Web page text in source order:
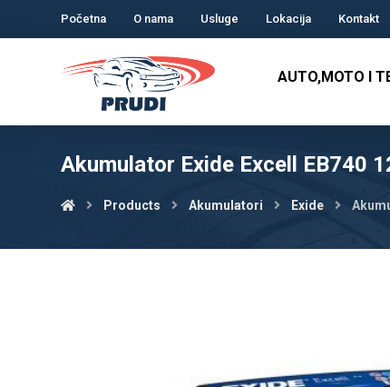
Početna O nama Usluge Lokacija Kontakt
AUTO,MOTO I
Akumulator Exide Excell EB740
Products Akumulatori Exide